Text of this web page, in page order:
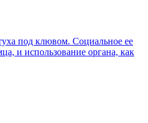
под клювом. Социальное ее
и использование органа, как